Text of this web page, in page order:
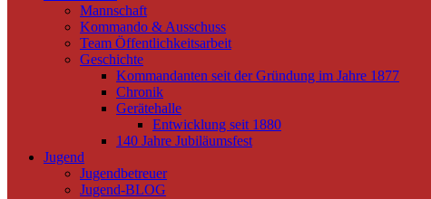
Mannschaft
Kommando & Ausschuss
Team Öffentlichkeitsarbeit
Geschichte
Kommandanten seit der Gründung im Jahre 1877
Chronik
Gerätehalle
Entwicklung seit 1880
140 Jahre Jubiläumsfest
Jugend
Jugendbetreuer
Jugend-BLOG